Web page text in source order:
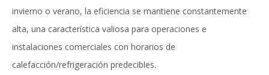
invierno o verano, la eficiencia se mantiene constantemente
alta, una característica valiosa para operaciones e
instalaciones comerciales con horarios de
calefacción/refrigeración predecibles.